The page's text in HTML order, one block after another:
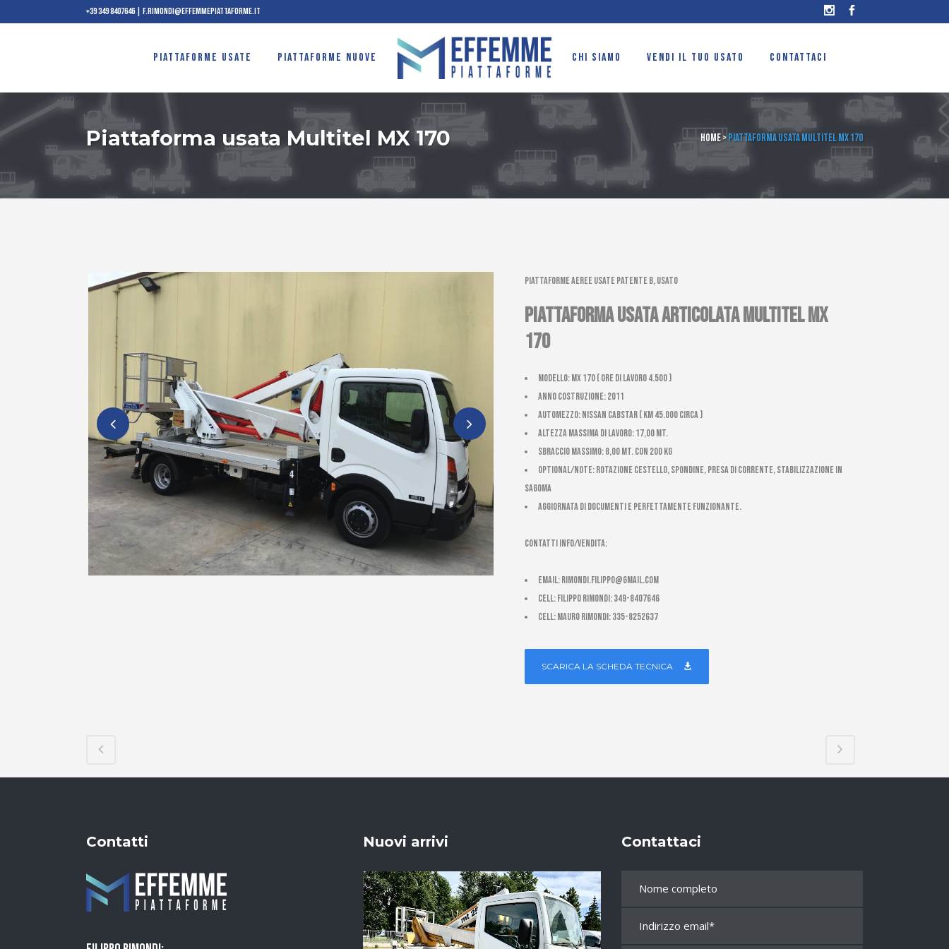
+39 349 8407646| f.rimondi@effemmepiattaforme.it
PIATTAFORME USATE PIATTAFORME NUOVE CHI SIAMO VENDI IL TUO USATO CONTATTACI
Piattaforma usata Multitel MX 170 Home>Piattaforma usata Multitel MX 170
Piattaforme aeree usate patente B, Usato
PIATTAFORMA USATA ARTICOLATA MULTITEL MX
170
Modello: Mx 170 ( ore di lavoro 4.500 )
Anno costruzione: 2011
Automezzo: Nissan Cabstar ( km 45.000 circa )
Altezza massima di Lavoro: 17,00 mt.
Sbraccio massimo: 8,00 mt. con 200 kg
Optional/Note: ROTAZIONE CESTELLO, SPONDINE, PRESA DI CORRENTE, STABILIZZAZIONE IN
SAGOMA
AGGIORNATA DI DOCUMENTI E PERFETTAMENTE FUNZIONANTE.
CONTATTI INFO/VENDITA:
email:rimondi.filippo@gmail.com
cell: Filippo Rimondi: 349-8407646
cell: Mauro Rimondi: 335-8252637
SCARICA LA SCHEDA TECNICA
Contatti Nuovi arrivi Contattaci